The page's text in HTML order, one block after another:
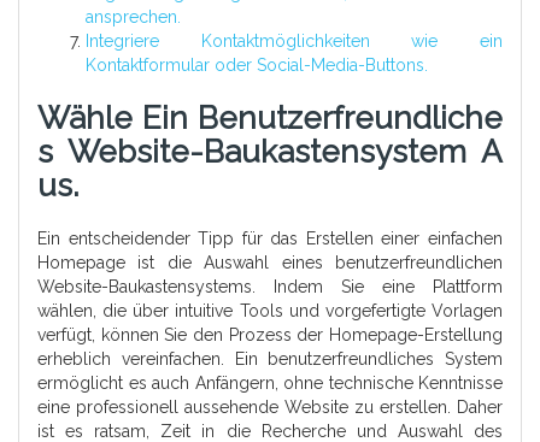
ansprechen.
Integriere Kontaktmöglichkeiten wie ein
Kontaktformular oder Social-Media-Buttons.
Wähle Ein Benutzerfreundliche
S Website-Baukastensystem A
Us.
Ein entscheidender Tipp für das Erstellen einer einfachen
Homepage ist die Auswahl eines benutzerfreundlichen
Website-Baukastensystems. Indem Sie eine Plattform
wählen, die über intuitive Tools und vorgefertigte Vorlagen
verfügt, können Sie den Prozess der Homepage-Erstellung
erheblich vereinfachen. Ein benutzerfreundliches System
ermöglicht es auch Anfängern, ohne technische Kenntnisse
eine professionell aussehende Website zu erstellen. Daher
ist es ratsam, Zeit in die Recherche und Auswahl des